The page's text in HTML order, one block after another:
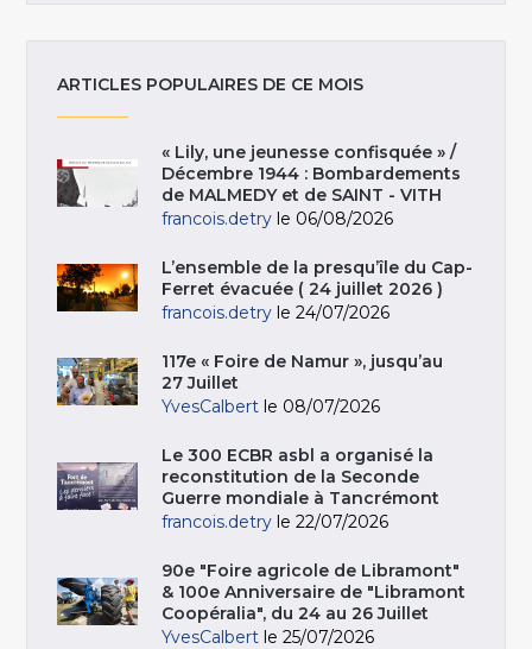
ARTICLES POPULAIRES DE CE MOIS
« Lily, une jeunesse confisquée » /
Décembre 1944 : Bombardements
de MALMEDY et de SAINT - VITH
francois.detry le 06/08/2026
L’ensemble de la presqu’île du Cap-
Ferret évacuée ( 24 juillet 2026 )
francois.detry le 24/07/2026
117e « Foire de Namur », jusqu’au
27 Juillet
YvesCalbert le 08/07/2026
Le 300 ECBR asbl a organisé la
reconstitution de la Seconde
Guerre mondiale à Tancrémont
francois.detry le 22/07/2026
90e "Foire agricole de Libramont"
& 100e Anniversaire de "Libramont
Coopéralia", du 24 au 26 Juillet
YvesCalbert le 25/07/2026